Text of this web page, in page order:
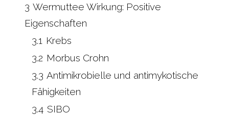
3 Wermuttee Wirkung: Positive
Eigenschaften
3.1 Krebs
3.2 Morbus Crohn
3.3 Antimikrobielle und antimykotische
Fähigkeiten
3.4 SIBO